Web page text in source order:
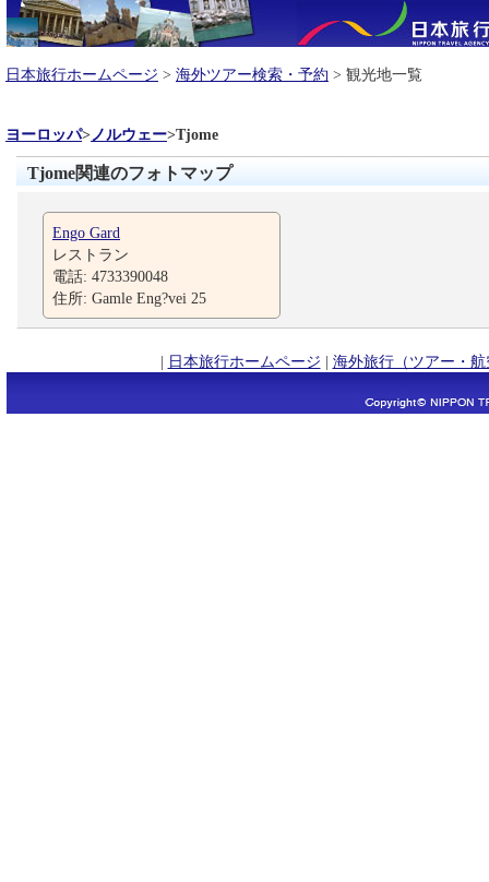
日本旅行ホームページ > 海外ツアー検索・予約 > 観光地一覧
ヨーロッパ>ノルウェー>Tjome
Tjome関連のフォトマップ
Engo Gard
レストラン
電話: 4733390048
住所: Gamle Eng?vei 25
| 日本旅行ホームページ | 海外旅行（ツアー・航